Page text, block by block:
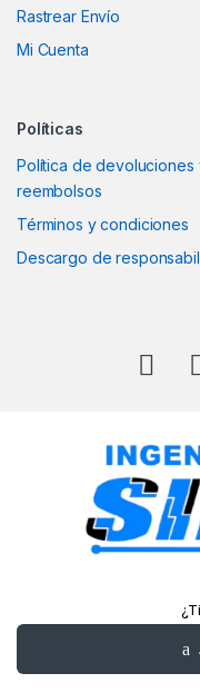
Rastrear Envío
Mi Cuenta
Políticas
Política de devoluciones
reembolsos
Términos y condiciones
Descargo de